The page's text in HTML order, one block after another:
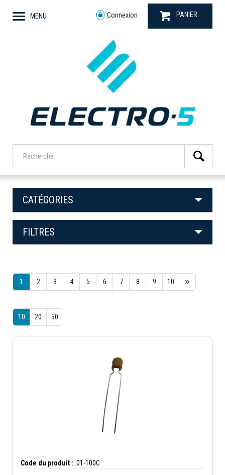
MENU Connexion PANIER
CATÉGORIES
FILTRES
1 2 3 4 5 6 7 8 9 10
10 20 50
Code du produit : .01-100C